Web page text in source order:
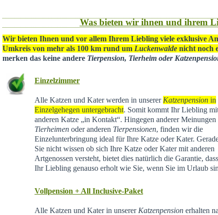
Was bieten wir ihnen und ihrem
Wir bieten Ihnen und vor allem Ihrem Liebling viele exklusive
Umkreis von mehr als 100 km rund um Luckenwalde nicht noch
merken das keine andere Tierpension, Tierheim oder
Einzelzimmer
Alle Katzen und Kater werden in unserer Katzenpensionin
Einzelgehegen untergebracht. Somit kommt Ihr Liebling
anderen Katze „in Kontakt“. Hingegen anderer Meinungen
Tierheimenoder anderen Tierpensionen, finden wir die
Einzelunterbringung ideal für Ihre Katze oder Kater.
Sie nicht wissen ob sich Ihre Katze oder Kater mit anderen
Artgenossen versteht, bietet dies natürlich die Garantie,
Ihr Liebling genauso erholt wie Sie, wenn Sie im Urlaub
Vollpension + All Inclusive-Paket
Alle Katzen und Kater in unserer Katzenpensionerhalten